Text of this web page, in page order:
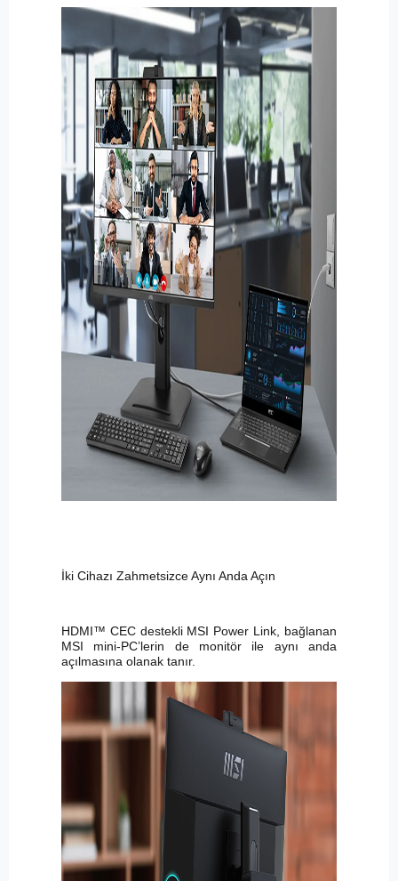
İki Cihazı Zahmetsizce Aynı Anda Açın
HDMI™ CEC destekli MSI Power Link, bağlanan
MSI mini-PC’lerin de monitör ile aynı anda
açılmasına olanak tanır.